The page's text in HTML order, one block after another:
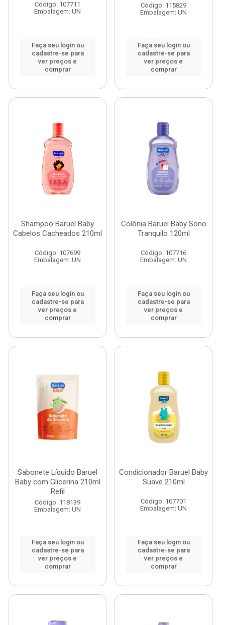
Código: 107711
Embalagem: UN
Faça seu login ou
cadastre-se para
ver preços e
comprar
Código: 115829
Embalagem: UN
Faça seu login ou
cadastre-se para
ver preços e
comprar
Shampoo Baruel Baby
Cabelos Cacheados 210ml
Código: 107699
Embalagem: UN
Faça seu login ou
cadastre-se para
ver preços e
comprar
Colônia Baruel Baby Sono
Tranquilo 120ml
Código: 107716
Embalagem: UN
Faça seu login ou
cadastre-se para
ver preços e
comprar
Sabonete Líquido Baruel
Baby com Glicerina 210ml
Refil
Código: 118139
Embalagem: UN
Faça seu login ou
cadastre-se para
ver preços e
comprar
Condicionador Baruel Baby
Suave 210ml
Código: 107701
Embalagem: UN
Faça seu login ou
cadastre-se para
ver preços e
comprar